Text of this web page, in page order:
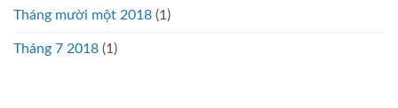
Tháng mười một 2018 (1)
Tháng 7 2018 (1)